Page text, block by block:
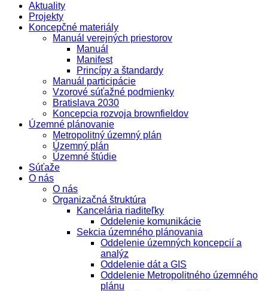
Aktuality
Projekty
Koncepčné materiály
Manuál verejných priestorov
Manuál
Manifest
Princípy a štandardy
Manuál participácie
Vzorové súťažné podmienky
Bratislava 2030
Koncepcia rozvoja brownfieldov
Územné plánovanie
Metropolitný územný plán
Územný plán
Územné štúdie
Súťaže
O nás
O nás
Organizačná štruktúra
Kancelária riaditeľky
Oddelenie komunikácie
Sekcia územného plánovania
Oddelenie územných koncepcií a
analýz
Oddelenie dát a GIS
Oddelenie Metropolitného územného
plánu